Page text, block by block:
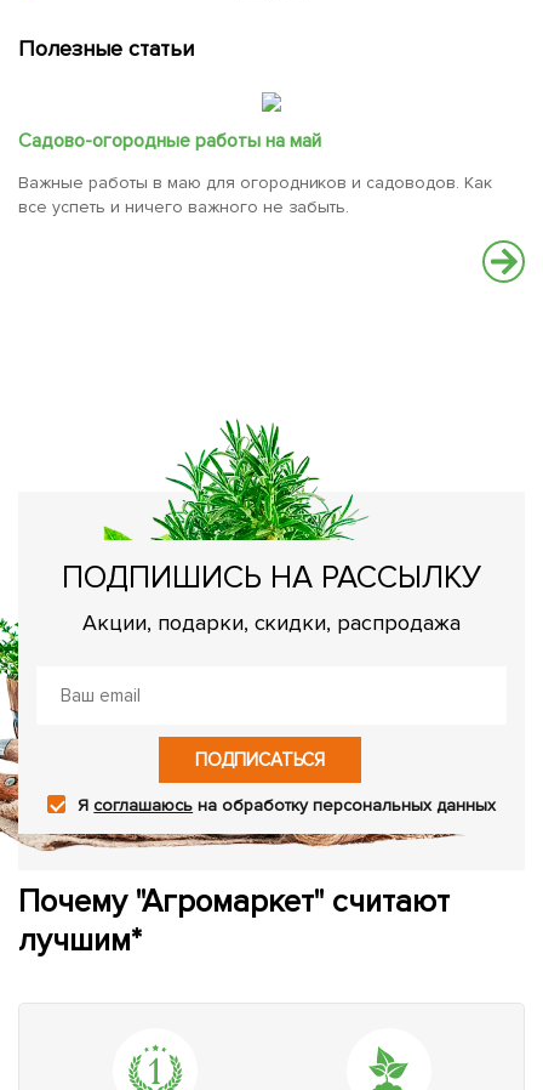
Полезные статьи
Садово-огородные работы на май
Важные работы в маю для огородников и садоводов. Как
все успеть и ничего важного не забыть.
ПОДПИШИСЬ НА РАССЫЛКУ
Акции, подарки, скидки, распродажа
ПОДПИСАТЬСЯ
Ясоглашаюсь на обработку персональных данных
Почему "Агромаркет" считают
лучшим*